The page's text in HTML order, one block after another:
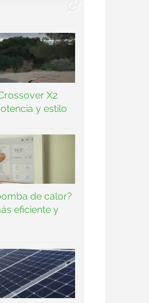
X2
y estilo
de calor?
eficiente y